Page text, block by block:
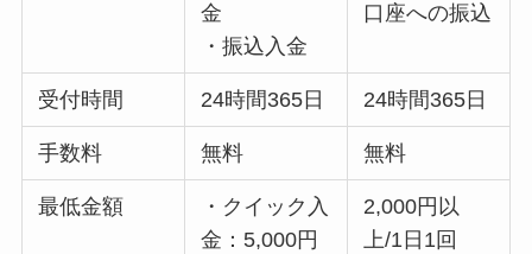
金
・振込入金
口座への振込
受付時間 24時間365日 24時間365日
手数料 無料 無料
最低金額
・クイック入
金：5,000円
2,000円以
上/1日1回